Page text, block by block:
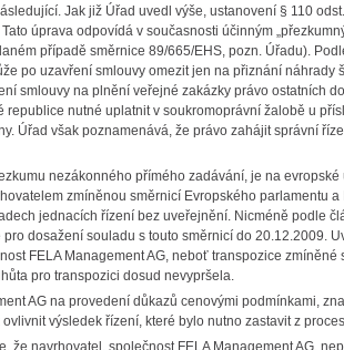
Jak již Úřad uvedl výše, ustanovení § 110
úprava odpovídá v současnosti účinným
případě směrnice 89/665/EHS, pozn. Úřadu).
po uzavření smlouvy omezit jen na přiznání náhrady
smlouvy na plnění veřejné zakázky právo ostatních
republice nutné uplatnit v soukromoprávní žalobě u
Úřad však poznamenává, že právo zahájit správní
nezákonného přímého zadávání, je na
zmíněnou směrnicí Evropského parlamentu
jednacích řízení bez uveřejnění. Nicméně podle
dosažení souladu s touto směrnicí do 20.12.2009.
FELA Management AG, neboť transpozice
pro transpozici dosud nevypršela.
AG na provedení důkazů cenovými podmínkami,
výsledek řízení, které bylo nutno zastavit z
že navrhovatel, společnost FELA Management AG,